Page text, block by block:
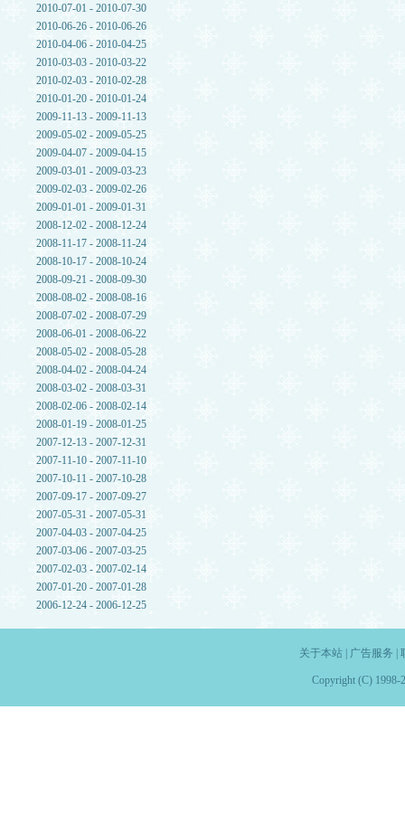
2010-07-01 - 2010-07-30
2010-06-26 - 2010-06-26
2010-04-06 - 2010-04-25
2010-03-03 - 2010-03-22
2010-02-03 - 2010-02-28
2010-01-20 - 2010-01-24
2009-11-13 - 2009-11-13
2009-05-02 - 2009-05-25
2009-04-07 - 2009-04-15
2009-03-01 - 2009-03-23
2009-02-03 - 2009-02-26
2009-01-01 - 2009-01-31
2008-12-02 - 2008-12-24
2008-11-17 - 2008-11-24
2008-10-17 - 2008-10-24
2008-09-21 - 2008-09-30
2008-08-02 - 2008-08-16
2008-07-02 - 2008-07-29
2008-06-01 - 2008-06-22
2008-05-02 - 2008-05-28
2008-04-02 - 2008-04-24
2008-03-02 - 2008-03-31
2008-02-06 - 2008-02-14
2008-01-19 - 2008-01-25
2007-12-13 - 2007-12-31
2007-11-10 - 2007-11-10
2007-10-11 - 2007-10-28
2007-09-17 - 2007-09-27
2007-05-31 - 2007-05-31
2007-04-03 - 2007-04-25
2007-03-06 - 2007-03-25
2007-02-03 - 2007-02-14
2007-01-20 - 2007-01-28
2006-12-24 - 2006-12-25
关于本站| 广告服务
Copyright (C) 1998-